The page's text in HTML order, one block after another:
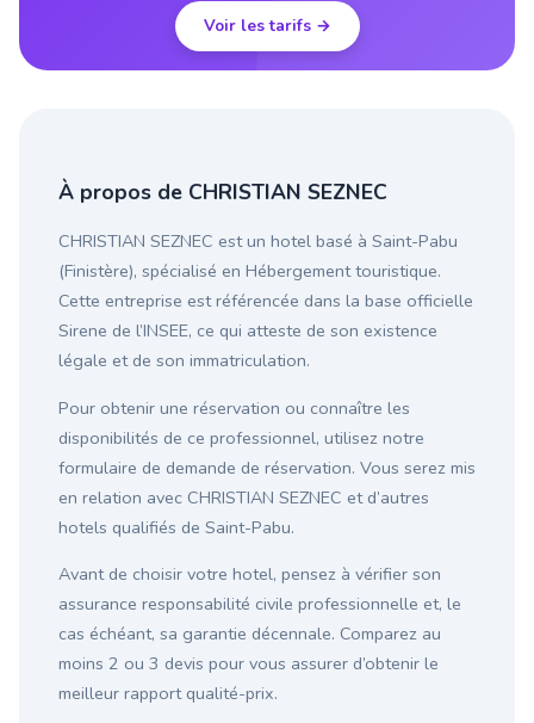
Voir les tarifs →
À propos de CHRISTIAN SEZNEC
CHRISTIAN SEZNEC est un hotel basé à Saint-Pabu
(Finistère), spécialisé en Hébergement touristique.
Cette entreprise est référencée dans la base officielle
Sirene de l’INSEE, ce qui atteste de son existence
légale et de son immatriculation.
Pour obtenir une réservation ou connaître les
disponibilités de ce professionnel, utilisez notre
formulaire de demande de réservation. Vous serez mis
en relation avec CHRISTIAN SEZNEC et d’autres
hotels qualifiés de Saint-Pabu.
Avant de choisir votre hotel, pensez à vérifier son
assurance responsabilité civile professionnelle et, le
cas échéant, sa garantie décennale. Comparez au
moins 2 ou 3 devis pour vous assurer d’obtenir le
meilleur rapport qualité-prix.